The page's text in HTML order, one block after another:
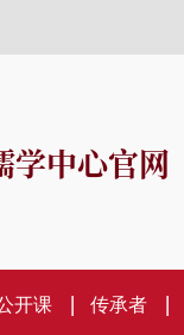
学中心官网
开课 传承者